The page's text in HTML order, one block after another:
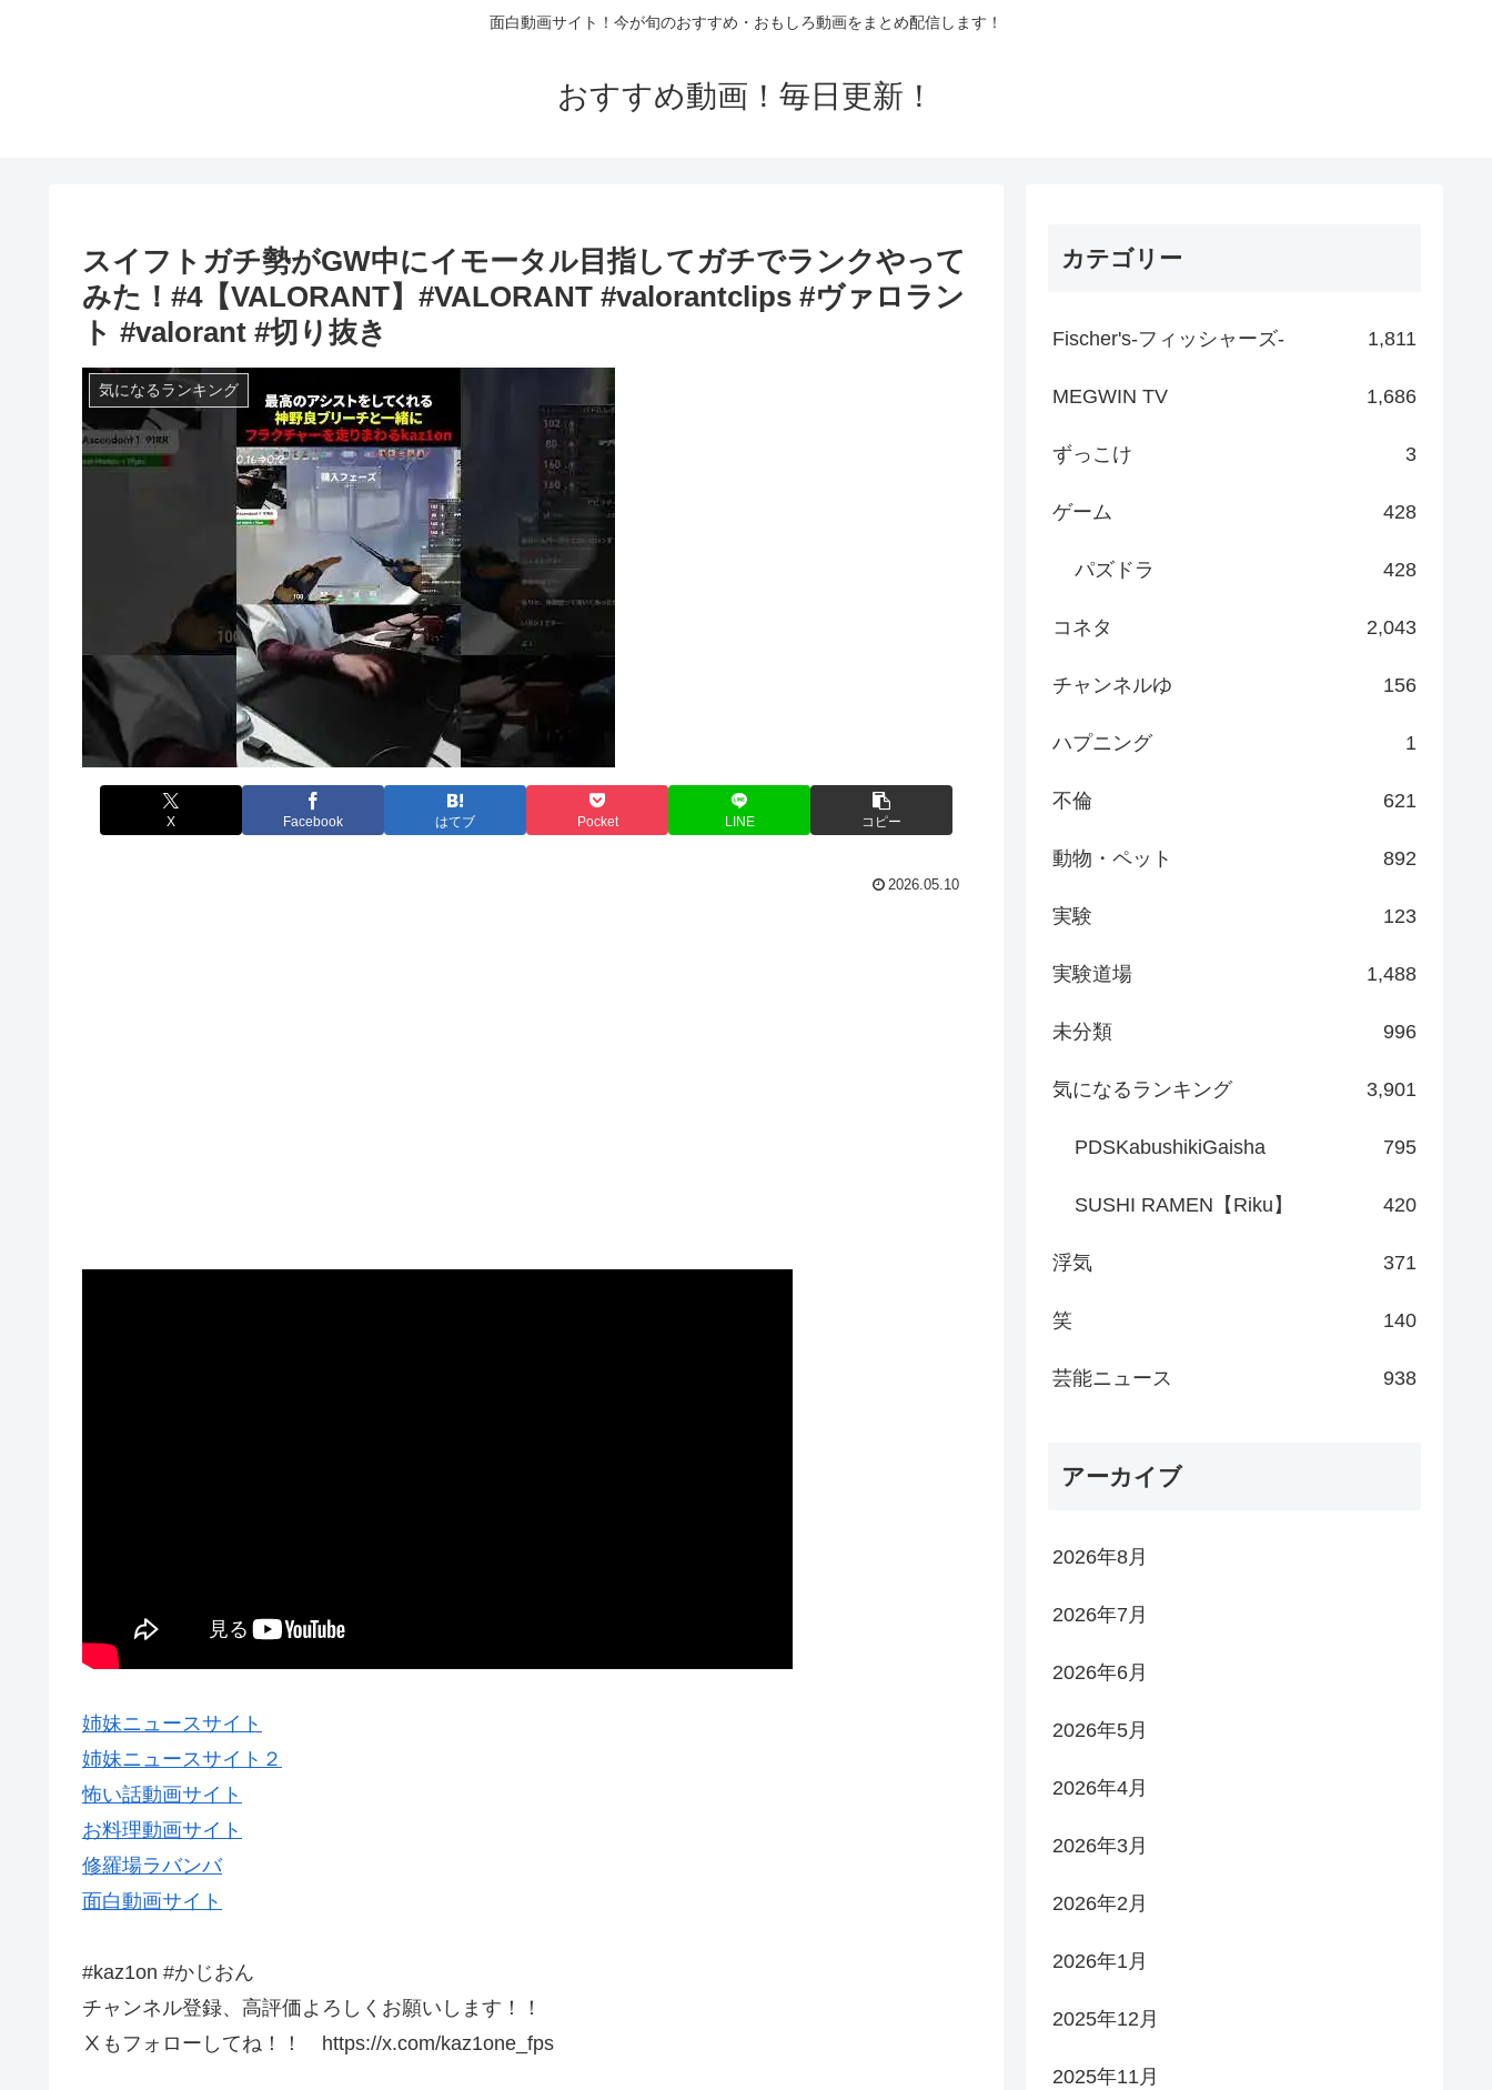
面白動画サイト！今が旬のおすすめ・おもしろ動画をまとめ配信します！
おすすめ動画！毎日更新！
スイフトガチ勢がGW中にイモータル目指してガチでランクやって
みた！#4【VALORANT】#VALORANT #valorantclips #ヴァロラン
ト #valorant #切り抜き
気になるランキング
X Facebook はてブ Pocket LINE コピー
2026.05.10
姉妹ニュースサイト
姉妹ニュースサイト２
怖い話動画サイト
お料理動画サイト
修羅場ラバンバ
面白動画サイト
#kaz1on #かじおん
チャンネル登録、高評価よろしくお願いします！！
Ⅹもフォローしてね！！ https://x.com/kaz1one_fps
カテゴリー
Fischer's-フィッシャーズ- 1,811
MEGWIN TV 1,686
ずっこけ 3
ゲーム 428
パズドラ 428
コネタ 2,043
チャンネルゆ 156
ハプニング 1
不倫 621
動物・ペット 892
実験 123
実験道場 1,488
未分類 996
気になるランキング 3,901
PDSKabushikiGaisha 795
SUSHI RAMEN【Riku】 420
浮気 371
笑 140
芸能ニュース 938
アーカイブ
2026年8月
2026年7月
2026年6月
2026年5月
2026年4月
2026年3月
2026年2月
2026年1月
2025年12月
2025年11月